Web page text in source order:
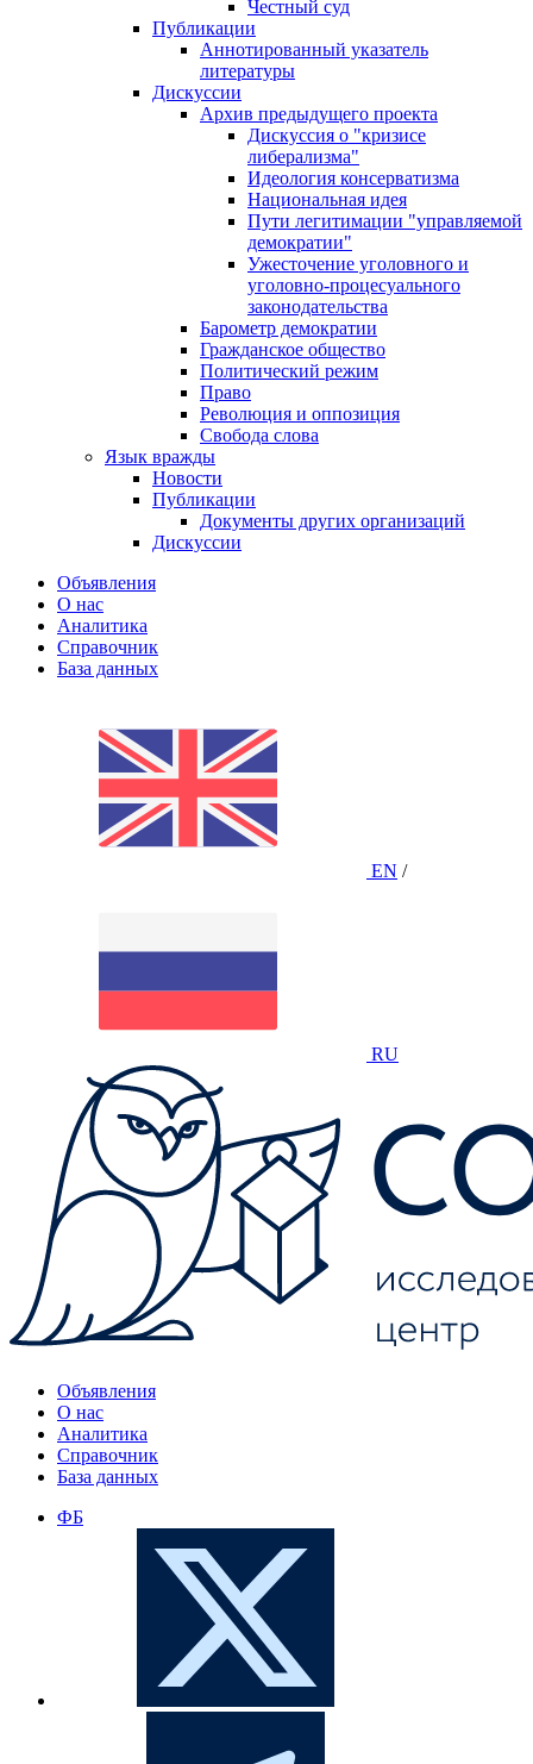
Честный суд
Публикации
Аннотированный указатель
литературы
Дискуссии
Архив предыдущего проекта
Дискуссия о "кризисе
либерализма"
Идеология консерватизма
Национальная идея
Пути легитимации "управляемой
демократии"
Ужесточение уголовного и
уголовно-процесуального
законодательства
Барометр демократии
Гражданское общество
Политический режим
Право
Революция и оппозиция
Свобода слова
Язык вражды
Новости
Публикации
Документы других организаций
Дискуссии
Объявления
О нас
Аналитика
Справочник
База данных
EN /
RU
Объявления
О нас
Аналитика
Справочник
База данных
ФБ